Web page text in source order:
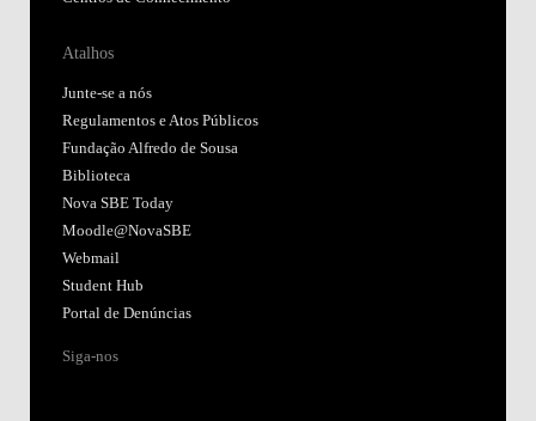
Atalhos
Junte-se a nós
Regulamentos e Atos Públicos
Fundação Alfredo de Sousa
Biblioteca
Nova SBE Today
Moodle@NovaSBE
Webmail
Student Hub
Portal de Denúncias
Siga-nos